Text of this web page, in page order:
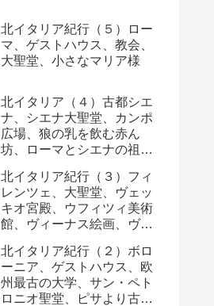
北イタリア紀行（５）ロー
マ、ゲストハウス、教会、
大聖堂、小さなマリア様
北イタリア（４）古都シエ
ナ、シエナ大聖堂、カンポ
広場、狼の乳を飲む赤ん
坊、ローマとシエナの祖
北イタリア紀行（３）フィ
レンツェ、大聖堂、ヴェッ
キオ宮殿、ウフィツィ美術
館、ヴィーナス絵画、ヴェ
北イタリア紀行（２）ボロ
ーニア、ゲストハウス、欧
州最古の大学、サン・ペト
ロニオ聖堂、ピサより古い